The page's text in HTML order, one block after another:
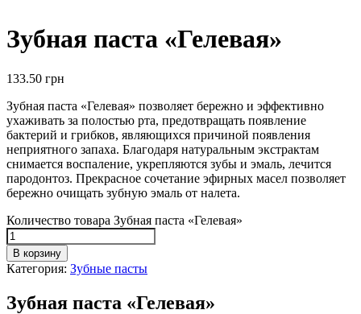
Зубная паста «Гелевая»
133.50 грн
Зубная паста «Гелевая» позволяет бережно и эффективно
ухаживать за полостью рта, предотвращать появление
бактерий и грибков, являющихся причиной появления
неприятного запаха. Благодаря натуральным экстрактам
снимается воспаление, укрепляются зубы и эмаль, лечится
пародонтоз. Прекрасное сочетание эфирных масел позволяет
бережно очищать зубную эмаль от налета.
Количество товара Зубная паста «Гелевая»
В корзину
Категория: Зубные пасты
Зубная паста «Гелевая»